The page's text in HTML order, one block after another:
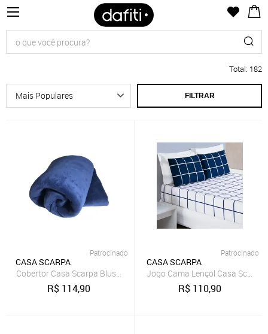
Total: 182
FILTRAR
Patrocinado
CASA SCARPA
Cobertor Casa Scarpa Blush Casal Mantinha Felpuda 1 Peça - Azul
R$ 114,90
Patrocinado
CASA SCARPA
Jogo Cama Lençol Casa
R$ 110,90